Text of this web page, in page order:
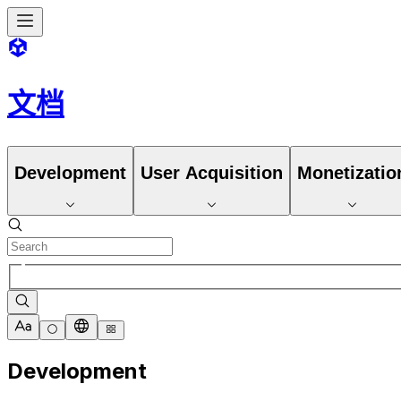
文档
Development User Acquisition
Development